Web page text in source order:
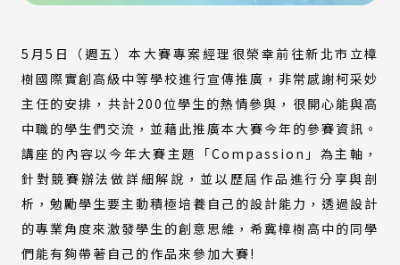
5月5日（週五）本大賽專案經理很榮幸前往新北市立樟
樹國際實創高級中等學校進行宣傳推廣，非常感謝柯采妙
主任的安排，共計200位學生的熱情參與，很開心能與高
中職的學生們交流，並藉此推廣本大賽今年的參賽資訊。
講座的內容以今年大賽主題「Compassion」為主軸，
針對競賽辦法做詳細解說，並以歷屆作品進行分享與剖
析，勉勵學生要主動積極培養自己的設計能力，透過設計
的專業角度來激發學生的創意思維，希冀樟樹高中的同學
們能有夠帶著自己的作品來參加大賽!